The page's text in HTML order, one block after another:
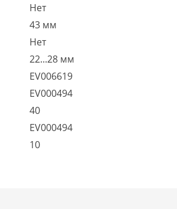
Нет
43 мм
Нет
22...28 мм
EV006619
EV000494
40
EV000494
10